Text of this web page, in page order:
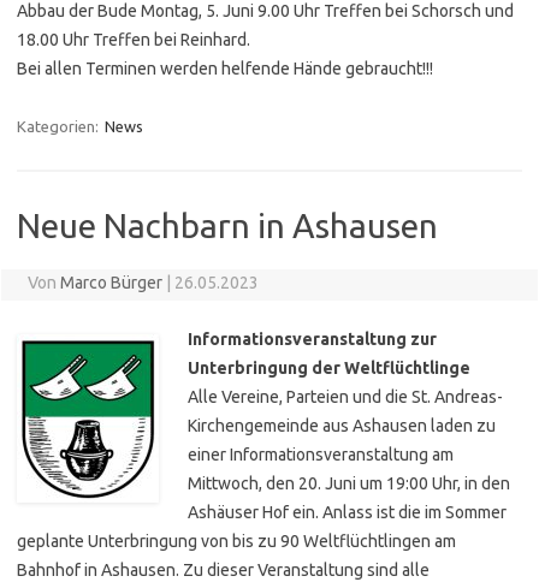
Abbau der Bude Montag, 5. Juni 9.00 Uhr Treffen bei Schorsch und
18.00 Uhr Treffen bei Reinhard.
Bei allen Terminen werden helfende Hände gebraucht!!!
Kategorien: News
Neue Nachbarn in Ashausen
Von Marco Bürger 26.05.2023
Informationsveranstaltung zur
Unterbringung der Weltflüchtlinge
Alle Vereine, Parteien und die St. Andreas-
Kirchengemeinde aus Ashausen laden zu
einer Informationsveranstaltung am
Mittwoch, den 20. Juni um 19:00 Uhr, in den
Ashäuser Hof ein. Anlass ist die im Sommer
geplante Unterbringung von bis zu 90 Weltflüchtlingen am
Bahnhof in Ashausen. Zu dieser Veranstaltung sind alle